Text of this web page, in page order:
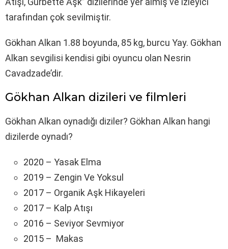
tarafından çok sevilmiştir.
Gökhan Alkan 1.88 boyunda, 85 kg, burcu Yay. Gökhan
Alkan sevgilisi kendisi gibi oyuncu olan Nesrin
Cavadzade’dir.
Gökhan Alkan dizileri ve filmleri
Gökhan Alkan oynadığı diziler? Gökhan Alkan hangi
dizilerde oynadı?
2020 – Yasak Elma
2019 – Zengin Ve Yoksul
2017 – Organik Aşk Hikayeleri
2017 – Kalp Atışı
2016 – Seviyor Sevmiyor
2015 – Makas